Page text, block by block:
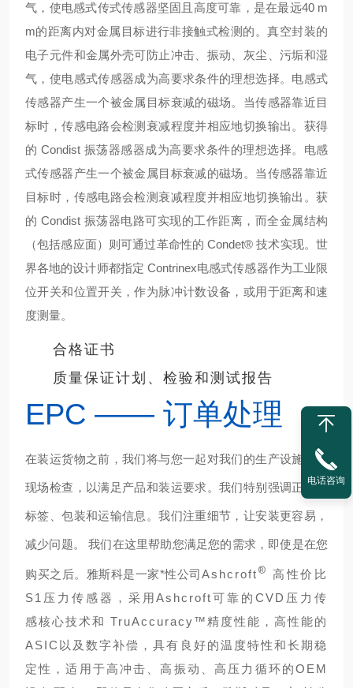
气，使电感式传式传感器坚固且高度可靠，是在最远40 m
m的距离内对金属目标进行非接触式检测的。真空封装的
电子元件和金属外壳可防止冲击、振动、灰尘、污垢和湿
气，使电感式传感器成为高要求条件的理想选择。电感式
传感器产生一个被金属目标衰减的磁场。当传感器靠近目
标时，传感电路会检测衰减程度并相应地切换输出。获得
的 Condist 振荡器感器成为高要求条件的理想选择。电感
式传感器产生一个被金属目标衰减的磁场。当传感器靠近
目标时，传感电路会检测衰减程度并相应地切换输出。获
的 Condist 振荡器电路可实现的工作距离，而全金属结构
（包括感应面）则可通过革命性的 Condet® 技术实现。世
界各地的设计师都指定 Contrinex电感式传感器作为工业限
位开关和位置开关，作为脉冲计数设备，或用于距离和速
度测量。
合格证书
质量保证计划、检验和测试报告
EPC —— 订单处理
在装运货物之前，我们将与您一起对我们的生产设施进行
现场检查，以满足产品和装运要求。我们特别强调正确的
标签、包装和运输信息。我们注重细节，让安装更容易，
减少问题。 我们在这里帮助您满足您的需求， 即使是在您
购买之后。雅斯科是一家*性公司Ashcroft ® 高性价比
S1压力传感器，采用Ashcroft可靠的CVD压力传
感核心技术和 TruAccuracy™精度性能，高性能的
ASIC以及数字补偿，具有良好的温度特性和长期稳
定性，适用于高冲击、高振动、高压力循环的OEM
电话咨询